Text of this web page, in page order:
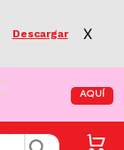
Descargar X
AQUÍ